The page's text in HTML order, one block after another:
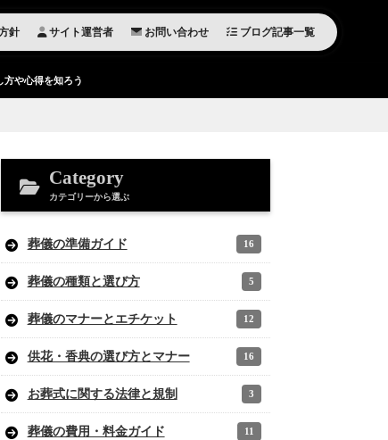
針 サイト運営者 お問い合わせ ブログ記事一覧
や心得を知ろう
Category
カテゴリーから選ぶ
葬儀の準備ガイド 16
葬儀の種類と選び方 5
葬儀のマナーとエチケット 12
供花・香典の選び方とマナー 16
お葬式に関する法律と規制 3
葬儀の費用・料金ガイド 11